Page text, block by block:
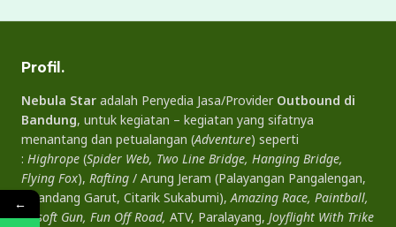
Profil.
Nebula Star adalah Penyedia Jasa/Provider Outbound di
Bandung, untuk kegiatan – kegiatan yang sifatnya
menantang dan petualangan (Adventure) seperti
: Highrope (Spider Web, Two Line Bridge, Hanging Bridge,
Flying Fox), Rafting / Arung Jeram (Palayangan Pangalengan,
Cikandang Garut, Citarik Sukabumi),Amazing Race, Paintball,
Airsoft Gun, Fun Off Road, ATV, Paralayang, Joyflight With Trike
←